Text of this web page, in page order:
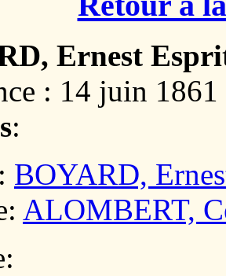
Ernest
: 14 juin
:
BOYARD,
ALOMBERT,